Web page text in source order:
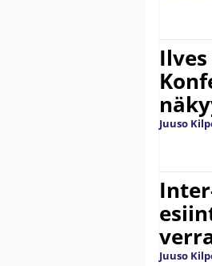
Juuso
Juuso